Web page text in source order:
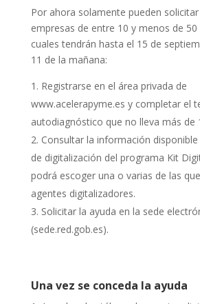
Por ahora solamente pueden
empresas de entre 10 y menos de
cuales tendrán hasta el 15 de
11 de la mañana:
Registrarse en el área privada de
www.acelerapyme.es y completar el
autodiagnóstico que no lleva más de
Consultar la información
de digitalización del programa Kit
podrá escoger una o varias de las
agentes digitalizadores.
Solicitar la ayuda en la sede
(sede.red.gob.es).
Una vez se conceda la ayuda